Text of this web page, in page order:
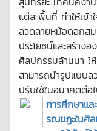
แต่ละพื้นที่ ทำให้เข้า
ลวดลายหม้อดอกส
ประโยชน์และสร้าง
ศิลปกรรมล้านนา ใ
สามารถนำรูปแบบล
ปรับใช้ในอนาคตต่อ
การศึกษาแล
รณฆฏะในศิ